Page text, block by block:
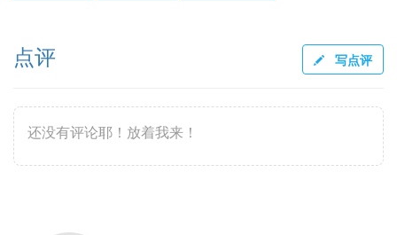
点评 写点评
还没有评论耶！放着我来！